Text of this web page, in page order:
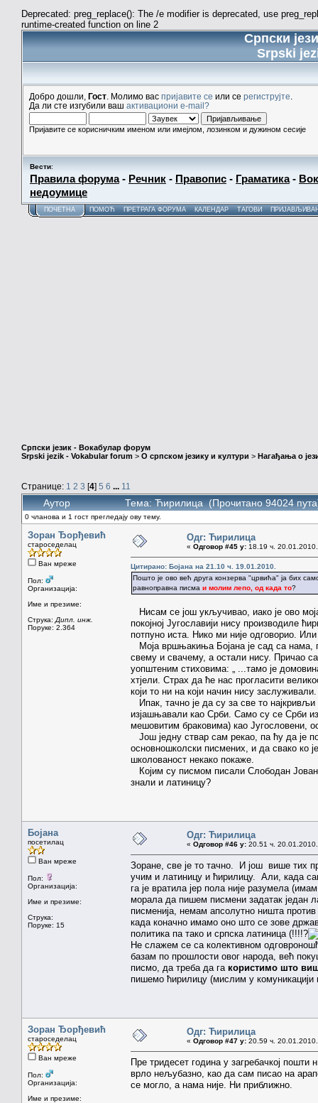
Deprecated: preg_replace(): The /e modifier is deprecated, use
runtime-created function on line 2
Српски
Srpski
Добро дошли, Гост . Молимо вас пријавите се или се региструјте
Да ли сте изгубили ваш активациони e-mail?
Пријавите се корисничким именом или имејлом, лозинком и дужином сесије
Вести:
Правила форума- Речник - Правопис - Граматика-
недоумице
ПОЧЕТНА ПОМОЋ ПРЕТРАГА ФОРУМА КАЛЕНДАР ТАГОВИ
Српски језик - Вокабулар форум
Srpski jezik - Vokabular forum > О српском језику и култури > Нагађања о
Странице: 1 2 3 [4] 5 6 ... 11
Аутор Тема: Ћирилица (Прочитано 94024
0 чланова и 1 гост прегледају ову тему.
Зоран Ђорђевић
староседелац
Ван мреже
Пол:
Организација:
Име и презиме:
Струка: Дипл. инж.
Поруке: 2.364
Одг: Ћирилица
« Одговор #45 у: 18.19 ч.
Цитирано: Бојана на 21.10 ч. 19.01.2010.
Пошто је ово већ друга конзерва "црвића" ја бих
равноправна писма и молим лепо, од када то?
Нисам се још укључивао, иако је ово
покојној Југославији нису производиле
потпуно иста. Нико ми није одговорио. Или
Моја вршњакиња Бојана је сад са нама,
свему и свачему, а остали нису. Причао
уопштеним стиховима: „ ...тамо је
хтјели. Страх да ће нас прогласити
који то ни на који начин нису заслуживали.
Ипак, тачно је да су за све то
изјашњавали као Срби. Само су се Срби
мешовитим браковима) као Југословени,
Још једну ствар сам рекао, па ћу да је
основношколски писмених, и да свако ко
школованост некако покаже.
Којим су писмом писали Слободан
знали и латиницу?
Бојана
посетилац
Ван мреже
Пол:
Организација:
Име и презиме:
Струка:
Поруке: 15
Одг: Ћирилица
« Одговор #46 у: 20.51 ч.
Зоране, све је то тачно. И још више тих
учим и латиницу и ћирилицу. Али, када
га је вратила јер пола није разумела
морала да пишем писмени задатак један
писменија, немам апсолутно ништа
када коначно имамо оно што се зове
политика па тако и српска латиница (!!!!?
Не слажем се са колективном
базам по прошлости овог народа, већ
писмо, да треба да га користимо што
пишемо ћирилицу (мислим у
Зоран Ђорђевић
староседелац
Ван мреже
Пол:
Организација:
Име и презиме:
Одг: Ћирилица
« Одговор #47 у: 20.59 ч.
Пре тридесет година у загребачкој
врло нељубазно, као да сам писао на
се могло, а нама није. Ни приближно.